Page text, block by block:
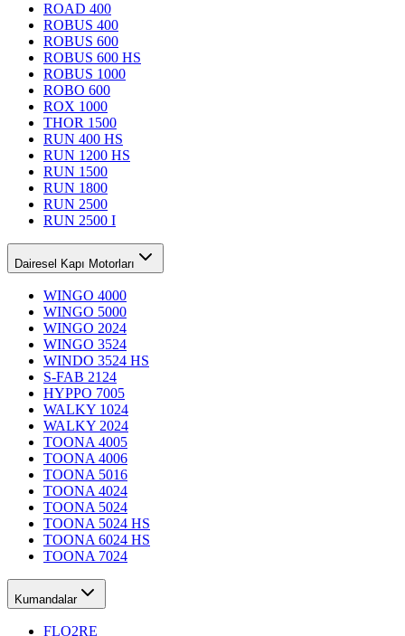
ROAD 400
ROBUS 400
ROBUS 600
ROBUS 600 HS
ROBUS 1000
ROBO 600
ROX 1000
THOR 1500
RUN 400 HS
RUN 1200 HS
RUN 1500
RUN 1800
RUN 2500
RUN 2500 I
Dairesel Kapı Motorları
WINGO 4000
WINGO 5000
WINGO 2024
WINGO 3524
WINDO 3524 HS
S-FAB 2124
HYPPO 7005
WALKY 1024
WALKY 2024
TOONA 4005
TOONA 4006
TOONA 5016
TOONA 4024
TOONA 5024
TOONA 5024 HS
TOONA 6024 HS
TOONA 7024
Kumandalar
FLO2RE